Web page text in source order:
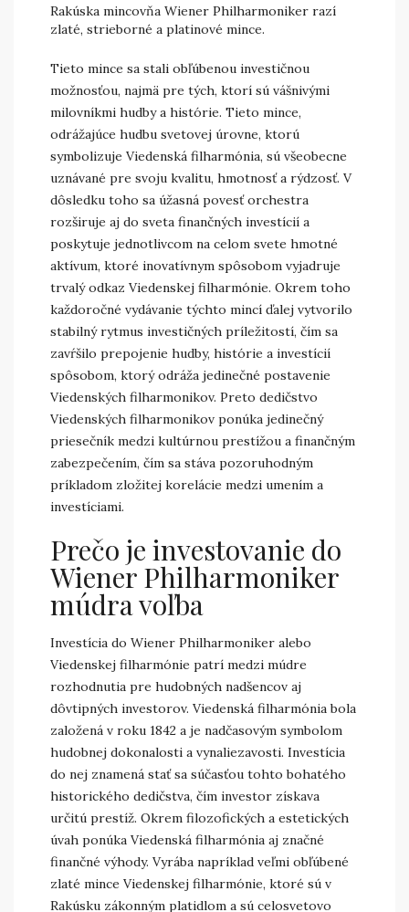
Rakúska mincovňa Wiener Philharmoniker razí
zlaté, strieborné a platinové mince.
Tieto mince sa stali obľúbenou investičnou
možnosťou, najmä pre tých, ktorí sú vášnivými
milovníkmi hudby a histórie. Tieto mince,
odrážajúce hudbu svetovej úrovne, ktorú
symbolizuje Viedenská filharmónia, sú všeobecne
uznávané pre svoju kvalitu, hmotnosť a rýdzosť. V
dôsledku toho sa úžasná povesť orchestra
rozširuje aj do sveta finančných investícií a
poskytuje jednotlivcom na celom svete hmotné
aktívum, ktoré inovatívnym spôsobom vyjadruje
trvalý odkaz Viedenskej filharmónie. Okrem toho
každoročné vydávanie týchto mincí ďalej vytvorilo
stabilný rytmus investičných príležitostí, čím sa
zavŕšilo prepojenie hudby, histórie a investícií
spôsobom, ktorý odráža jedinečné postavenie
Viedenských filharmonikov. Preto dedičstvo
Viedenských filharmonikov ponúka jedinečný
priesečník medzi kultúrnou prestížou a finančným
zabezpečením, čím sa stáva pozoruhodným
príkladom zložitej korelácie medzi umením a
investíciami.
Prečo je investovanie do
Wiener Philharmoniker
múdra voľba
Investícia do Wiener Philharmoniker alebo
Viedenskej filharmónie patrí medzi múdre
rozhodnutia pre hudobných nadšencov aj
dôvtipných investorov. Viedenská filharmónia bola
založená v roku 1842 a je nadčasovým symbolom
hudobnej dokonalosti a vynaliezavosti. Investícia
do nej znamená stať sa súčasťou tohto bohatého
historického dedičstva, čím investor získava
určitú prestíž. Okrem filozofických a estetických
úvah ponúka Viedenská filharmónia aj značné
finančné výhody. Vyrába napríklad veľmi obľúbené
zlaté mince Viedenskej filharmónie, ktoré sú v
Rakúsku zákonným platidlom a sú celosvetovo